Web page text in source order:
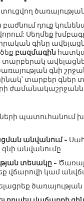
դուք
Սեղմեք
գինը
բազմագին
գնի
տարբեր գներ
պատուհանում
անվանում -
անվանումը
տեսակը -
վճարովի կամ
ծառայության